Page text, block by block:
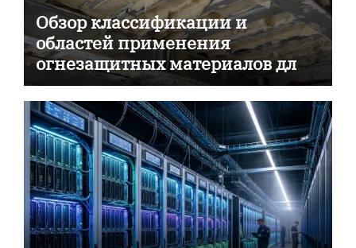
Обзор классификации и
областей применения
огнезащитных материалов для
пассивной противопожарной
защиты